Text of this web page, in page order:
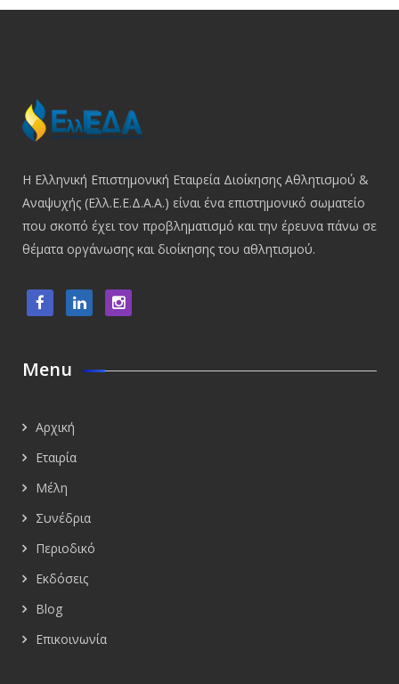
Η Ελληνική Επιστημονική Εταιρεία Διοίκησης Αθλητισμού &
Αναψυχής (Ελλ.Ε.Ε.Δ.Α.Α.) είναι ένα επιστημονικό σωματείο
που σκοπό έχει τον προβληματισμό και την έρευνα πάνω σε
θέματα οργάνωσης και διοίκησης του αθλητισμού.
Menu
Αρχική
Εταιρία
Μέλη
Συνέδρια
Περιοδικό
Εκδόσεις
Blog
Επικοινωνία